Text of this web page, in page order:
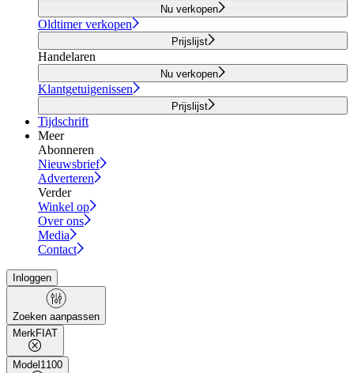
Nu verkopen
Oldtimer verkopen
Prijslijst
Handelaren
Nu verkopen
Klantgetuigenissen
Prijslijst
Tijdschrift
Meer
Abonneren
Nieuwsbrief
Adverteren
Verder
Winkel op
Over ons
Media
Contact
Inloggen
Zoeken aanpassen
MerkFIAT
Model 1100